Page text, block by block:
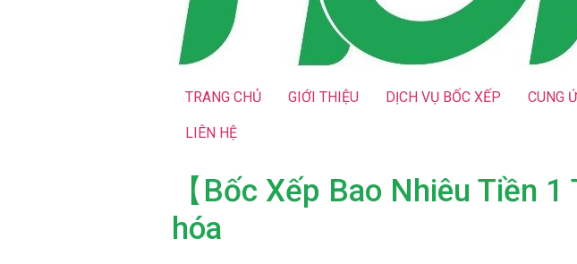
TRANG CHỦ GIỚI THIỆU DỊCH VỤ BỐC XẾP CUNG
LIÊN HỆ
【Bốc Xếp Bao Nhiêu Tiền
hóa